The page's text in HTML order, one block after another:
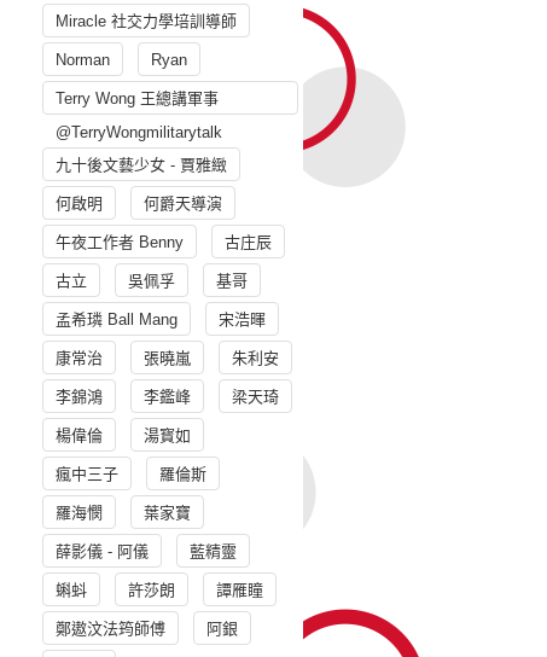
Miracle 社交力學培訓導師
Norman Ryan
Terry Wong 王總講軍事
@TerryWongmilitarytalk
九十後文藝少女 - 賈雅緻
何啟明 何爵天導演
午夜工作者 Benny 古庄辰
古立 吳佩孚 基哥
孟希璘 Ball Mang 宋浩暉
康常治 張曉嵐 朱利安
李錦鴻 李鑑峰 梁天琦
楊偉倫 湯寳如
瘋中三子 羅倫斯
羅海憫 葉家寶
薛影儀 - 阿儀 藍精靈
蝌蚪 許莎朗 譚雁瞳
鄭遨汶法筠師傅 阿銀